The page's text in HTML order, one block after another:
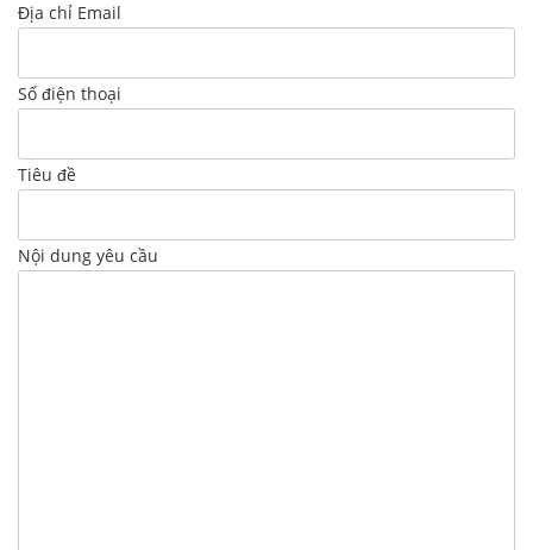
Địa chỉ Email
Số điện thoại
Tiêu đề
Nội dung yêu cầu